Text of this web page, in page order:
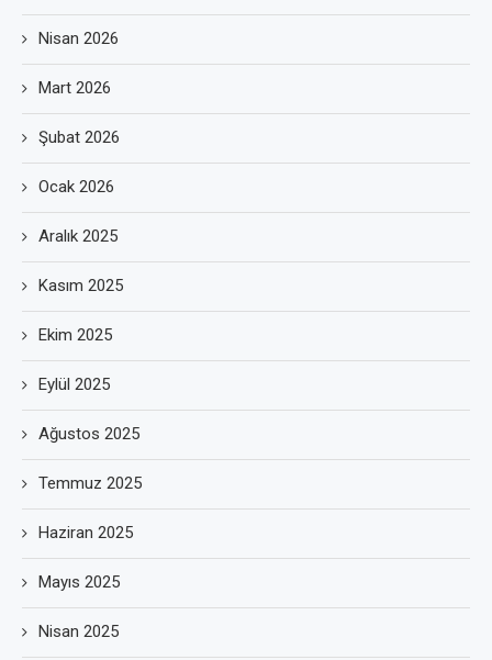
Nisan 2026
Mart 2026
Şubat 2026
Ocak 2026
Aralık 2025
Kasım 2025
Ekim 2025
Eylül 2025
Ağustos 2025
Temmuz 2025
Haziran 2025
Mayıs 2025
Nisan 2025